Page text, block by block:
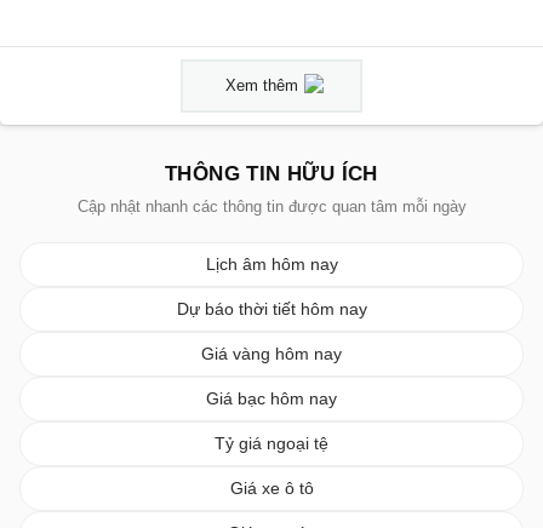
Xem thêm
THÔNG TIN HỮU ÍCH
Cập nhật nhanh các thông tin được quan tâm mỗi ngày
Lịch âm hôm nay
Dự báo thời tiết hôm nay
Giá vàng hôm nay
Giá bạc hôm nay
Tỷ giá ngoại tệ
Giá xe ô tô